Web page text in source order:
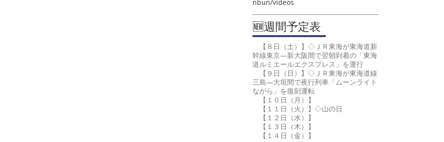
nbun/videos
🆕週間予定表
【８日（土）】◇ＪＲ東海が東海道新
幹線東京―新大阪間で翌朝到着の「東海
道ルミエールエクスプレス」を運行
【９日（日）】◇ＪＲ東海が東海道線
三島―大垣間で夜行列車「ムーンライト
ながら」を復刻運転
【１０日（月）】
【１１日（火）】◇山の日
【１２日（水）】
【１３日（木）】
【１４日（金）】